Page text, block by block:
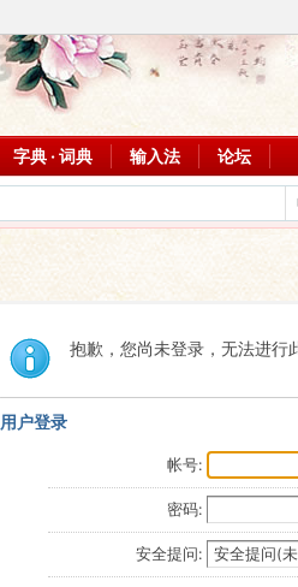
字典 · 词典 输入法 论坛
抱歉，您尚未登录，无法进行
用户登录
帐号:
密码:
安全提问: